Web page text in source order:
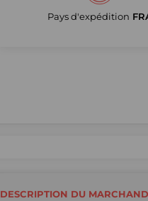
Pays d'expédition
DESCRIPTION DU MARCHAND